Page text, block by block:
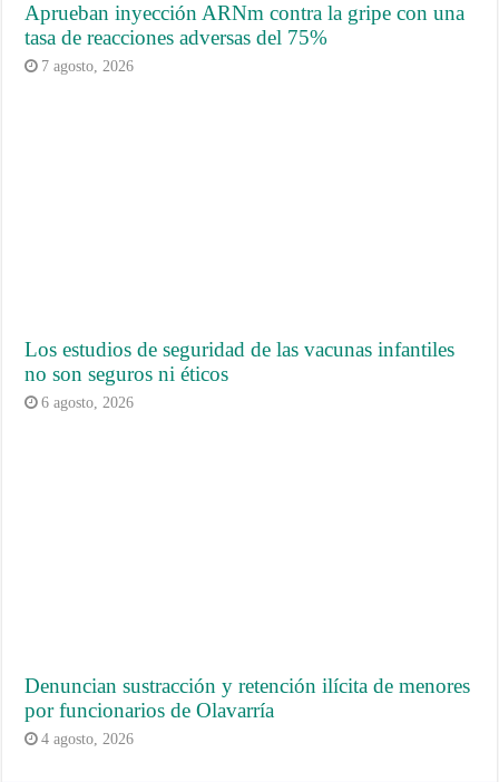
Aprueban inyección ARNm contra la gripe con una
tasa de reacciones adversas del 75%
7 agosto, 2026
Los estudios de seguridad de las vacunas infantiles
no son seguros ni éticos
6 agosto, 2026
Denuncian sustracción y retención ilícita de menores
por funcionarios de Olavarría
4 agosto, 2026